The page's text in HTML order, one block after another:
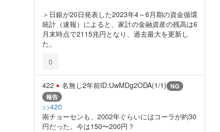
＞日銀が20日発表した2023年4～6月期の資金循環
統計（速報）によると、家計の金融資産の残高は6
月末時点で2115兆円となり、過去最大を更新し
た。
0
422 名無し2年前ID:UwMDg2ODA(1/1) NG
報告
>>420
南チョーセンも、2002年ぐらいにはコーラが約30
円だった。今は150〜200円？